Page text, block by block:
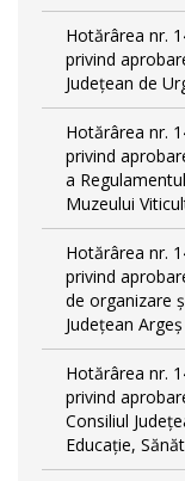
Hotărârea nr.
privind
Județean de
Hotărârea nr.
privind
a
Muzeului
Hotărârea nr.
privind
de organizare
Județean Argeș
Hotărârea nr.
privind
Consiliul
Educație,